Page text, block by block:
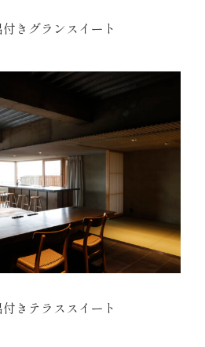
きグランスイート
きテラススイート